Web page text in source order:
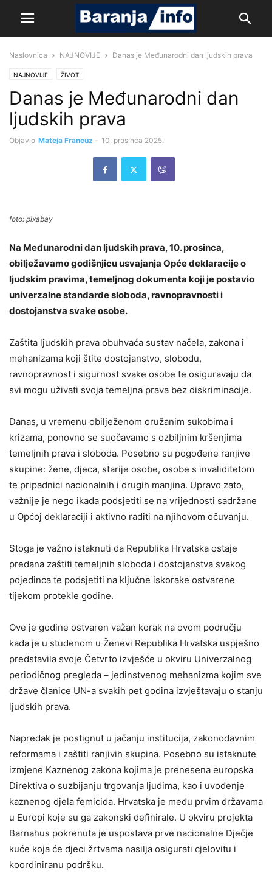
Naslovnica NAJNOVIJE Danas je Međunarodni dan ljudskih prava
NAJNOVIJE ŽIVOT
Danas je Međunarodni dan
ljudskih prava
Objavio Mateja Francuz - 10. prosinca 2025.
foto: pixabay
Na Međunarodni dan ljudskih prava, 10. prosinca,
obilježavamo godišnjicu usvajanja Opće deklaracije o
ljudskim pravima, temeljnog dokumenta koji je postavio
univerzalne standarde sloboda, ravnopravnosti i
dostojanstva svake osobe.
Zaštita ljudskih prava obuhvaća sustav načela, zakona i
mehanizama koji štite dostojanstvo, slobodu,
ravnopravnost i sigurnost svake osobe te osiguravaju da
svi mogu uživati svoja temeljna prava bez diskriminacije.
Danas, u vremenu obilježenom oružanim sukobima i
krizama, ponovno se suočavamo s ozbiljnim kršenjima
temeljnih prava i sloboda. Posebno su pogođene ranjive
skupine: žene, djeca, starije osobe, osobe s invaliditetom
te pripadnici nacionalnih i drugih manjina. Upravo zato,
važnije je nego ikada podsjetiti se na vrijednosti sadržane
u Općoj deklaraciji i aktivno raditi na njihovom očuvanju.
Stoga je važno istaknuti da Republika Hrvatska ostaje
predana zaštiti temeljnih sloboda i dostojanstva svakog
pojedinca te podsjetiti na ključne iskorake ostvarene
tijekom protekle godine.
Ove je godine ostvaren važan korak na ovom području
kada je u studenom u Ženevi Republika Hrvatska uspješno
predstavila svoje Četvrto izvješće u okviru Univerzalnog
periodičnog pregleda – jedinstvenog mehanizma kojim sve
države članice UN-a svakih pet godina izvještavaju o stanju
ljudskih prava.
Napredak je postignut u jačanju institucija, zakonodavnim
reformama i zaštiti ranjivih skupina. Posebno su istaknute
izmjene Kaznenog zakona kojima je prenesena europska
Direktiva o suzbijanju trgovanja ljudima, kao i uvođenje
kaznenog djela femicida. Hrvatska je među prvim državama
u Europi koje su ga zakonski definirale. U okviru projekta
Barnahus pokrenuta je uspostava prve nacionalne Dječje
kuće koja će djeci žrtvama nasilja osigurati cjelovitu i
koordiniranu podršku.